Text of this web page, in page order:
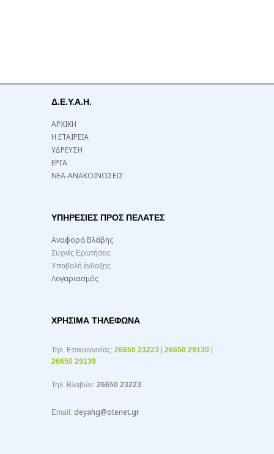
Δ.Ε.Υ.Α.Η.
ΑΡΧΙΚΗ
Η ΕΤΑΙΡΕΙΑ
ΥΔΡΕΥΣΗ
ΕΡΓΑ
ΝΕΑ-ΑΝΑΚΟΙΝΩΣΕΙΣ
ΥΠΗΡΕΣΙΕΣ ΠΡΟΣ ΠΕΛΑΤΕΣ
Αναφορά Βλάβης
Συχνές Ερωτήσεις
Υποβολή ένδειξης
Λογαριασμός
ΧΡΉΣΙΜΑ ΤΗΛΈΦΩΝΑ
Τηλ. Επικοινωνίας: 26650 23223 26650 29130
26650 29139
Τηλ. Βλαβών: 26650 23223
Email: deyahg@otenet.gr